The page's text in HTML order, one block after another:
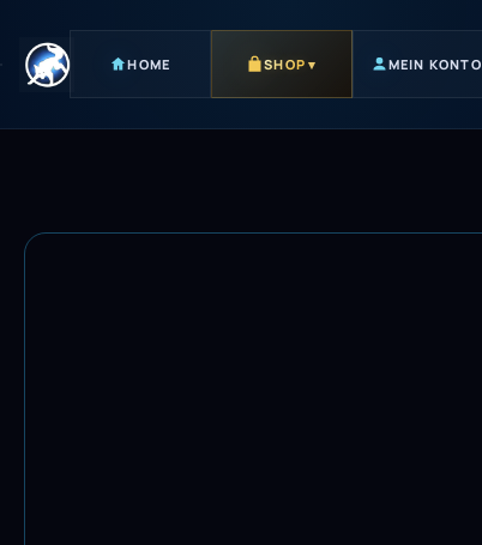
HOME SHOP ▾ MEIN KONTO